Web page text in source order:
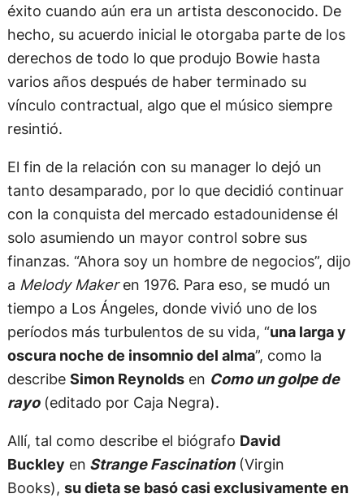
éxito cuando aún era un artista desconocido. De
hecho, su acuerdo inicial le otorgaba parte de los
derechos de todo lo que produjo Bowie hasta
varios años después de haber terminado su
vínculo contractual, algo que el músico siempre
resintió.
El fin de la relación con su manager lo dejó un
tanto desamparado, por lo que decidió continuar
con la conquista del mercado estadounidense él
solo asumiendo un mayor control sobre sus
finanzas. “Ahora soy un hombre de negocios”, dijo
a Melody Makeren 1976. Para eso, se mudó un
tiempo a Los Ángeles, donde vivió uno de los
períodos más turbulentos de su vida, “una larga y
oscura noche de insomnio del alma”, como la
describe Simon Reynoldsen Como un golpe de
rayo(editado por Caja Negra).
Allí, tal como describe el biógrafo David
Buckley en Strange Fascination(Virgin
Books), su dieta se basó casi exclusivamente en